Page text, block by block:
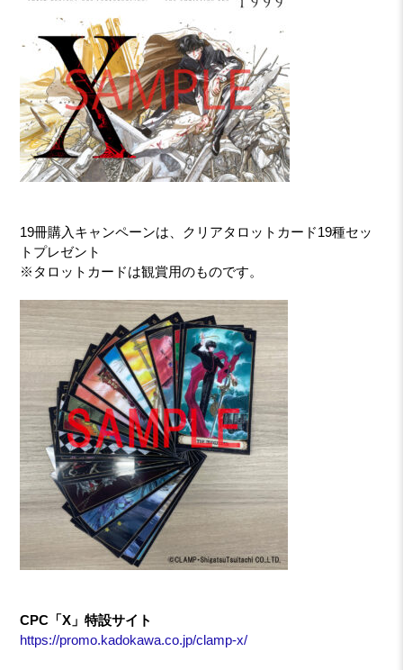
19冊購入キャンペーンは、クリアタロットカード19種セッ
トプレゼント
※タロットカードは観賞用のものです。
CPC「X」特設サイト
https://promo.kadokawa.co.jp/clamp-x/